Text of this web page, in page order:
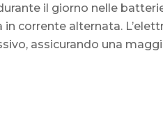
il giorno nelle
corrente alternata.
assicurando una